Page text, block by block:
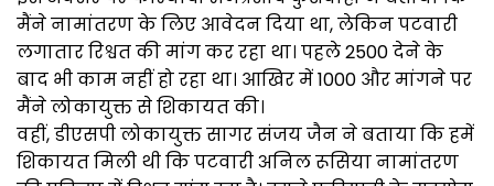
मैंने नामांतरण के लिए आवेदन दिया था, लेकिन पटवारी
लगातार रिश्वत की मांग कर रहा था। पहले 2500 देने के
बाद भी काम नहीं हो रहा था। आखिर में 1000 और मांगने पर
मैंने लोकायुक्त से शिकायत की।
वहीं, डीएसपी लोकायुक्त सागर संजय जैन ने बताया कि हमें
शिकायत मिली थी कि पटवारी अनिल रूसिया नामांतरण